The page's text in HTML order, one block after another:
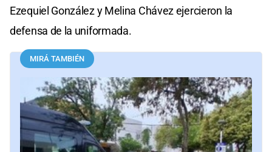
Ezequiel González y Melina Chávez ejercieron la
defensa de la uniformada.
MIRÁ TAMBIÉN